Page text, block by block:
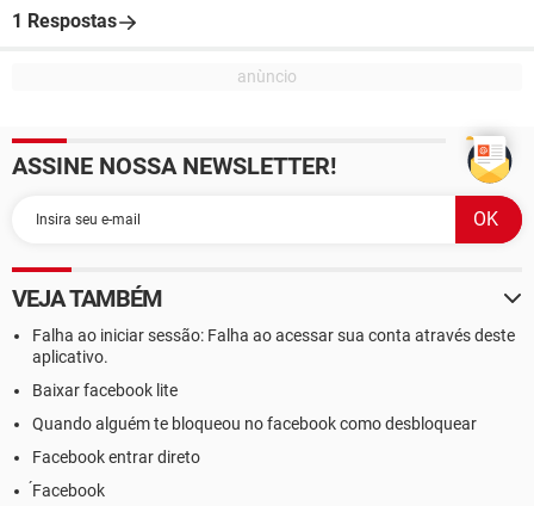
1 Respostas
ASSINE NOSSA NEWSLETTER!
VEJA TAMBÉM
Falha ao iniciar sessão: Falha ao acessar sua conta através deste
aplicativo.
Baixar facebook lite
Quando alguém te bloqueou no facebook como desbloquear
Facebook entrar direto
́Facebook